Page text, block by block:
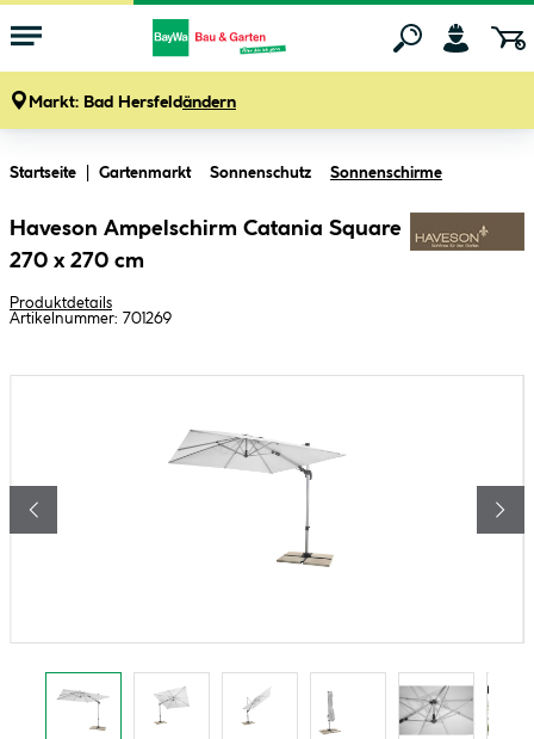
Markt: Bad Hersfeldändern
Startseite Gartenmarkt Sonnenschutz Sonnenschirme
Haveson Ampelschirm Catania Square
270 x 270 cm
Produktdetails
Artikelnummer: 701269